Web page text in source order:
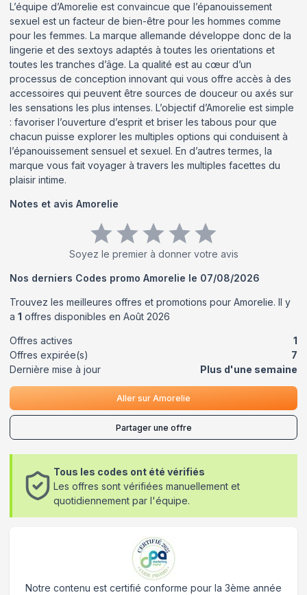
L’équipe d’Amorelie est convaincue que l’épanouissement
sexuel est un facteur de bien-être pour les hommes comme
pour les femmes. La marque allemande développe donc de la
lingerie et des sextoys adaptés à toutes les orientations et
toutes les tranches d’âge. La qualité est au cœur d’un
processus de conception innovant qui vous offre accès à des
accessoires qui peuvent être sources de douceur ou axés sur
les sensations les plus intenses. L’objectif d’Amorelie est simple
: favoriser l’ouverture d’esprit et briser les tabous pour que
chacun puisse explorer les multiples options qui conduisent à
l’épanouissement sensuel et sexuel. En d’autres termes, la
marque vous fait voyager à travers les multiples facettes du
plaisir intime.
Notes et avis Amorelie
Soyez le premier à donner votre avis
Nos derniers Codes promo Amorelie le 07/08/2026
Trouvez les meilleures offres et promotions pour Amorelie. Il y
a 1 offres disponibles en Août 2026
Offres actives
1
Offres expirée(s)
7
Dernière mise à jour
Plus d'une semaine
Aller sur Amorelie
Partager une offre
Tous les codes ont été vérifiés
Les offres sont vérifiées manuellement et
quotidiennement par l'équipe.
Notre contenu est certifié conforme pour la 3ème année